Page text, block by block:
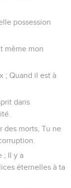
possession
même mon
; Quand il est à
dans
des morts, Tu ne
; Il y a
éternelles à ta